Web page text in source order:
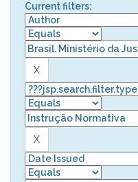
Current filters: